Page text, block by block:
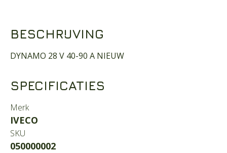
BESCHRIJVING
DYNAMO 28 V 40-90 A NIEUW
SPECIFICATIES
Merk
IVECO
SKU
050000002